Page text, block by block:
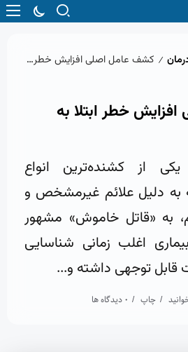
/ کشف عامل اصلی افزایش خطر ابتلا به سرطان پانکراس
خطر ابتلا به
از کشنده‌ترین انواع
دلیل علائم غیرمشخص و
به «قاتل خاموش» مشهور
اغلب زمانی شناسایی
توجهی داشته و...
چاپ 0 دیدگاه ها